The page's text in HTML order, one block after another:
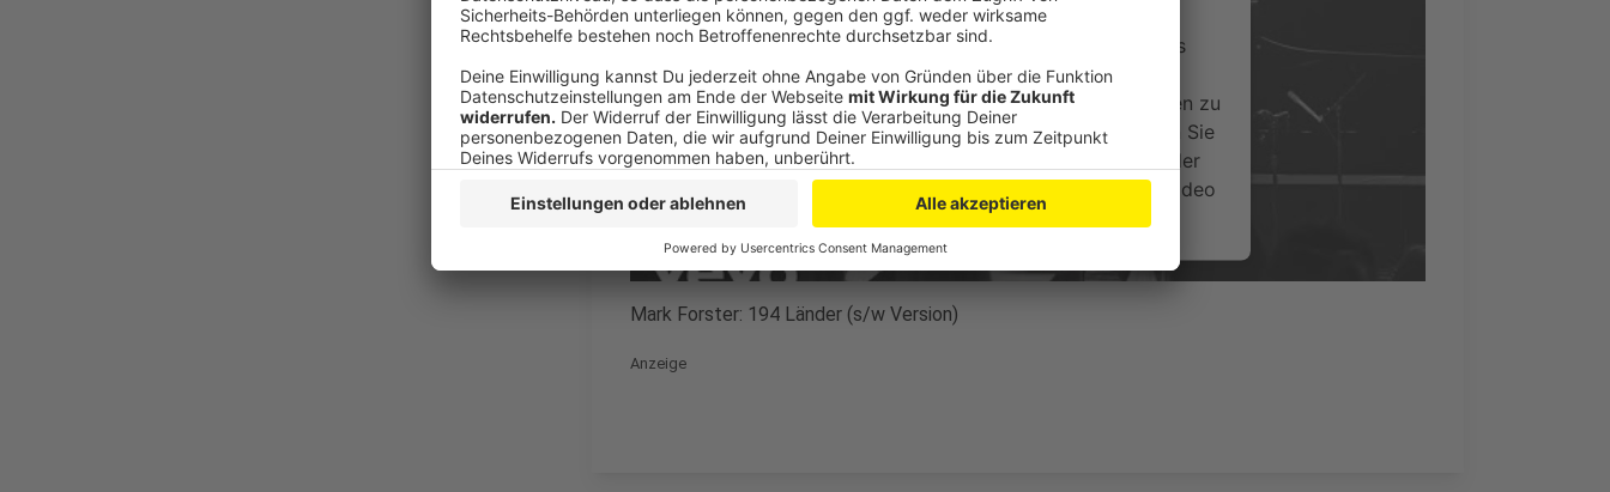
Wir verwenden einen Service eines
Drittanbieters, um Videoinhalte
einzubetten. Dieser Service kann Daten zu
Ihren Aktivitäten sammeln. Bitte lesen Sie
die Details durch und stimmen Sie der
Nutzung des Service zu, um dieses Video
anzusehen.
Mark Forster: 194 Länder (s/w Version)
Anzeige